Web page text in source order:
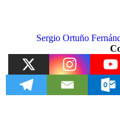
Sergio Ortuño